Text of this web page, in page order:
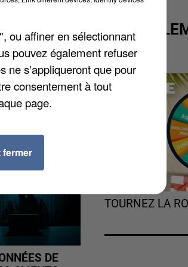
il y en aura
pour 1.000
DE
GAGNER
TOURNEZ LA
ou affiner en sélectionnant
pouvez également refuser
ne s'appliqueront que pour
consentement à tout
page.